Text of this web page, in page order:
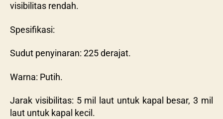
visibilitas rendah.
Spesifikasi:
Sudut penyinaran: 225 derajat.
Warna: Putih.
Jarak visibilitas: 5 mil laut untuk kapal besar, 3 mil
laut untuk kapal kecil.